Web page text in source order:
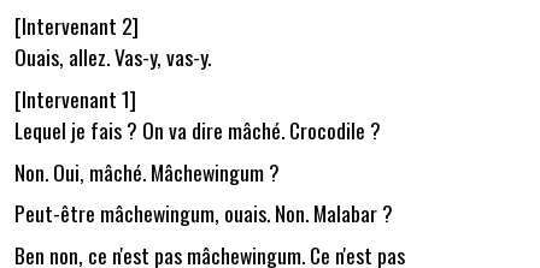
[Intervenant 2]
Ouais, allez. Vas-y, vas-y.
[Intervenant 1]
Lequel je fais ? On va dire mâché. Crocodile ?
Non. Oui, mâché. Mâchewingum ?
Peut-être mâchewingum, ouais. Non. Malabar ?
Ben non, ce n'est pas mâchewingum. Ce n'est pas